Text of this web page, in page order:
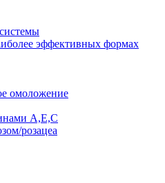
эффективных формах
омоложение
A,Е,С
розацеа